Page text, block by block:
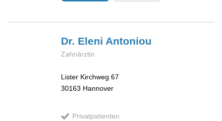
Dr. Eleni Antoniou
Zahnärztin
Lister Kirchweg 67
30163 Hannover
Privatpatienten